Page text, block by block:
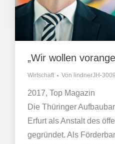
„Wir wollen
Wirtschaft Von lindnerJH-
2017, Top Magazin
Die Thüringer
Erfurt als Anstalt des
gegründet. Als